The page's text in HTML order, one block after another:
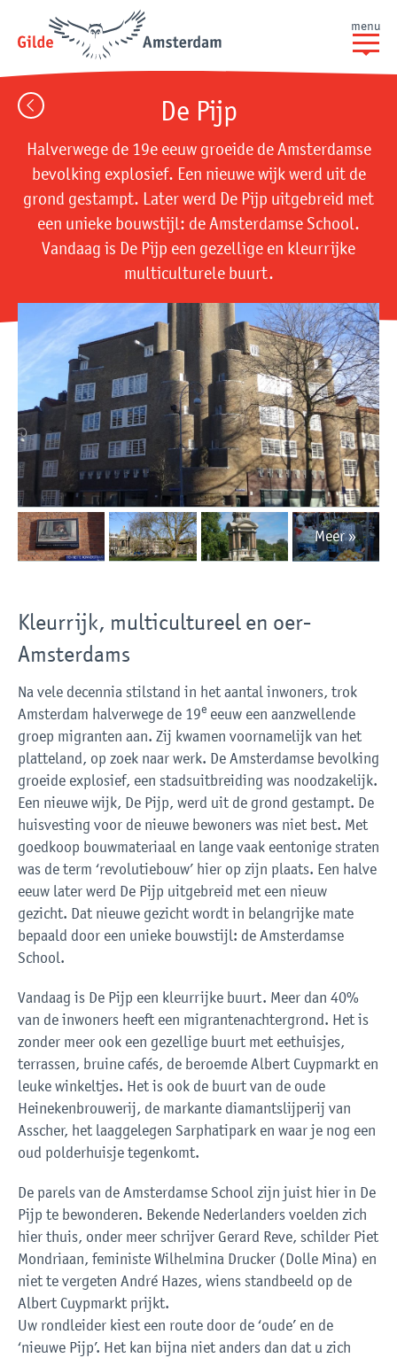
menu
De Pijp
Halverwege de 19e eeuw groeide de Amsterdamse
bevolking explosief. Een nieuwe wijk werd uit de
grond gestampt. Later werd De Pijp uitgebreid met
een unieke bouwstijl: de Amsterdamse School.
Vandaag is De Pijp een gezellige en kleurrijke
multiculturele buurt.
Meer »
Kleurrijk, multicultureel en oer-
Amsterdams
Na vele decennia stilstand in het aantal inwoners, trok
Amsterdam halverwege de 19e eeuw een aanzwellende
groep migranten aan. Zij kwamen voornamelijk van het
platteland, op zoek naar werk. De Amsterdamse bevolking
groeide explosief, een stadsuitbreiding was noodzakelijk.
Een nieuwe wijk, De Pijp, werd uit de grond gestampt. De
huisvesting voor de nieuwe bewoners was niet best. Met
goedkoop bouwmateriaal en lange vaak eentonige straten
was de term ‘revolutiebouw’ hier op zijn plaats. Een halve
eeuw later werd De Pijp uitgebreid met een nieuw
gezicht. Dat nieuwe gezicht wordt in belangrijke mate
bepaald door een unieke bouwstijl: de Amsterdamse
School.
Vandaag is De Pijp een kleurrijke buurt. Meer dan 40%
van de inwoners heeft een migrantenachtergrond. Het is
zonder meer ook een gezellige buurt met eethuisjes,
terrassen, bruine cafés, de beroemde Albert Cuypmarkt en
leuke winkeltjes. Het is ook de buurt van de oude
Heinekenbrouwerij, de markante diamantslijperij van
Asscher, het laaggelegen Sarphatipark en waar je nog een
oud polderhuisje tegenkomt.
De parels van de Amsterdamse School zijn juist hier in De
Pijp te bewonderen. Bekende Nederlanders voelden zich
hier thuis, onder meer schrijver Gerard Reve, schilder Piet
Mondriaan, feministe Wilhelmina Drucker (Dolle Mina) en
niet te vergeten André Hazes, wiens standbeeld op de
Albert Cuypmarkt prijkt.
Uw rondleider kiest een route door de ‘oude’ en de
‘nieuwe Pijp’. Het kan bijna niet anders dan dat u zich